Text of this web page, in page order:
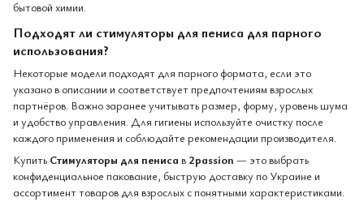
бытовой химии.
Подходят ли стимуляторы для пениса для парного
использования?
Некоторые модели подходят для парного формата, если это
указано в описании и соответствует предпочтениям взрослых
партнёров. Важно заранее учитывать размер, форму, уровень шума
и удобство управления. Для гигиены используйте очистку после
каждого применения и соблюдайте рекомендации производителя.
Купить Стимуляторы для пениса в 2passion — это выбрать
конфиденциальное пакование, быструю доставку по Украине и
ассортимент товаров для взрослых с понятными характеристиками.